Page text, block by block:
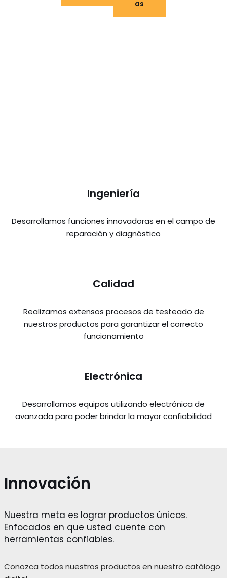
as
Ingeniería
Desarrollamos funciones innovadoras en el campo de
reparación y diagnóstico
Calidad
Realizamos extensos procesos de testeado de
nuestros productos para garantizar el correcto
funcionamiento
Electrónica
Desarrollamos equipos utilizando electrónica de
avanzada para poder brindar la mayor confiabilidad
Innovación
Nuestra meta es lograr productos únicos.
Enfocados en que usted cuente con
herramientas confiables.
Conozca todos nuestros productos en nuestro catálogo